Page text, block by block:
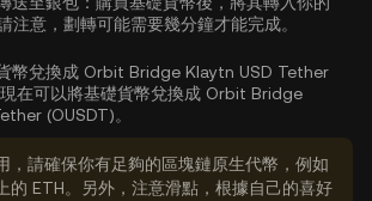
注意，劃轉可能需要幾分鐘才能完成。
幣兌換成 Orbit Bridge Klaytn USD Tether
在可以將基礎貨幣兌換成 Orbit Bridge
(OUSDT)。
，請確保你有足夠的區塊鏈原生代幣，例如
的 ETH。另外，注意滑點，根據自己的喜好